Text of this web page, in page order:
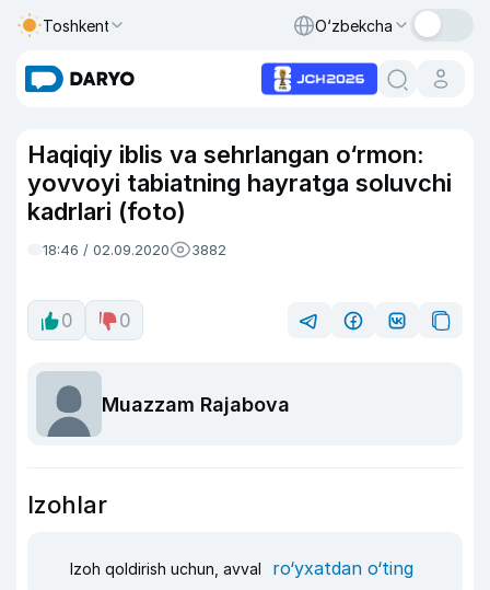
Toshkent O‘zbekcha
Haqiqiy iblis va sehrlangan o‘rmon:
yovvoyi tabiatning hayratga soluvchi
kadrlari (foto)
18:46 / 02.09.2020 3882
0 0
Muazzam Rajabova
Izohlar
Izoh qoldirish uchun, avval ro‘yxatdan o‘ting